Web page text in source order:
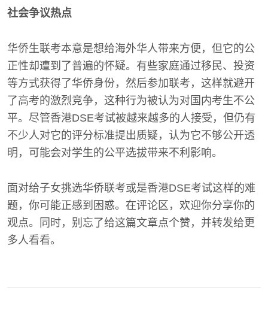
社会争议热点
华侨生联考本意是想给海外华人带来方便，但它的公
正性却遭到了普遍的怀疑。有些家庭通过移民、投资
等方式获得了华侨身份，然后参加联考，这样就避开
了高考的激烈竞争，这种行为被认为对国内考生不公
平。尽管香港DSE考试被越来越多的人接受，但仍有
不少人对它的评分标准提出质疑，认为它不够公开透
明，可能会对学生的公平选拔带来不利影响。
面对给子女挑选华侨联考或是香港DSE考试这样的难
题，你可能正感到困惑。在评论区，欢迎你分享你的
观点。同时，别忘了给这篇文章点个赞，并转发给更
多人看看。